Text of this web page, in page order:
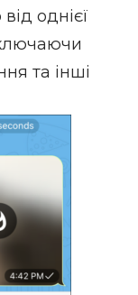
однієї
та інші